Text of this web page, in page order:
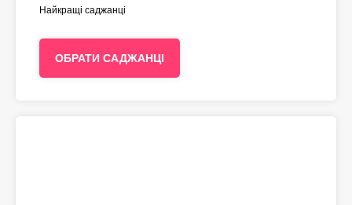
Найкращі саджанці
ОБРАТИ САДЖАНЦІ